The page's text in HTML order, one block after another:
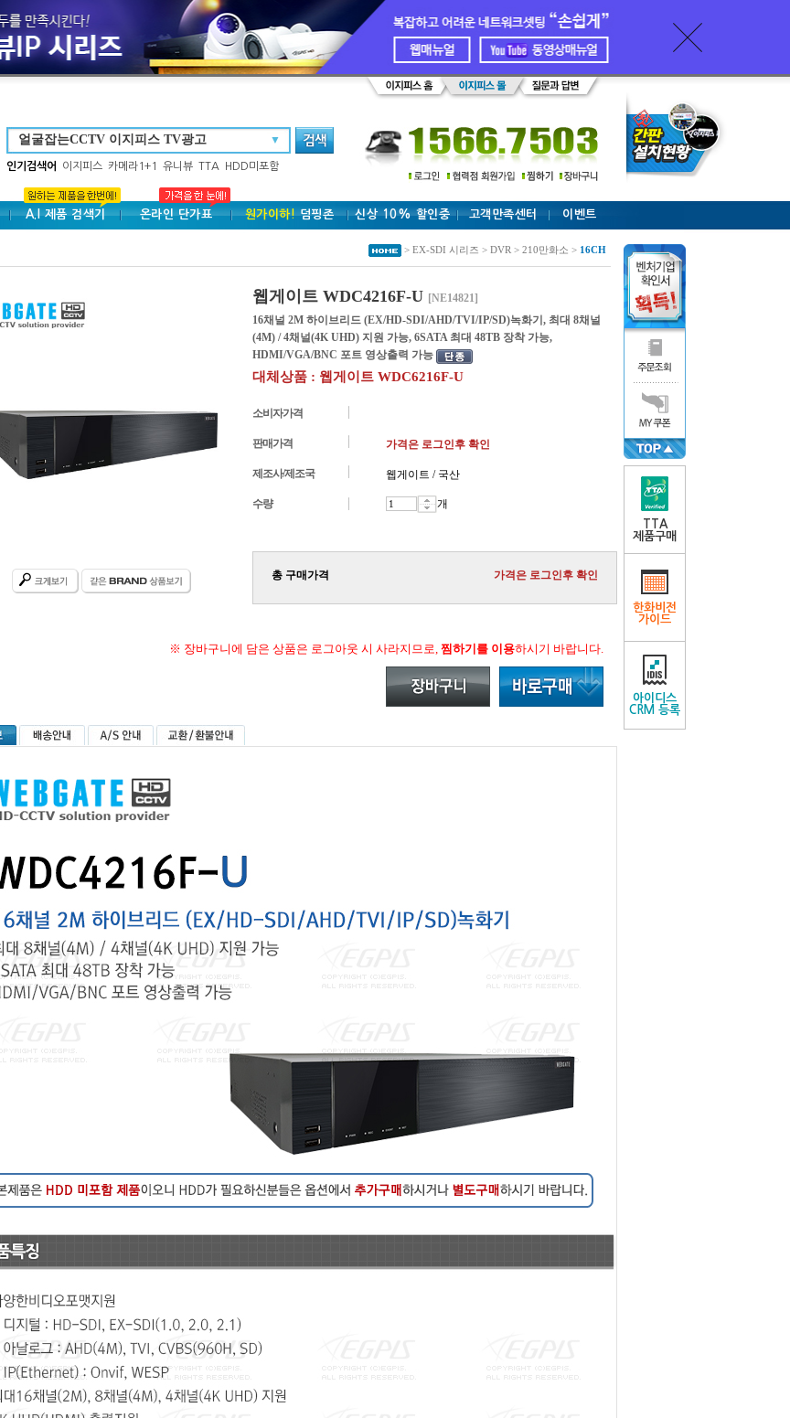
▼
인기검색어 이지피스 카메라1+1 유니뷰 TTA HDD미포함
A.I 제품 검색기 온라인 단가표 원가이하!덤핑존 신상 10% 할인중 고객만족센터 이벤트
> EX-SDI 시리즈 > DVR > 210만화소 > 16CH
웹게이트 WDC4216F-U [NE14821]
16채널 2M 하이브리드 (EX/HD-SDI/AHD/TVI/IP/SD)녹화기, 최대 8채널
(4M) / 4채널(4K UHD) 지원 가능, 6SATA 최대 48TB 장착 가능,
HDMI/VGA/BNC 포트 영상출력 가능
대체상품 : 웹게이트 WDC6216F-U
소비자가격
판매가격 가격은 로그인후 확인
제조사/제조국 웹게이트 / 국산
수량 개
총 구매가격 가격은 로그인후 확인
※ 장바구니에 담은 상품은 로그아웃 시 사라지므로, 찜하기를 이용하시기 바랍니다.
TTA
제품구매
한화비전
가이드
아이디스
CRM 등록